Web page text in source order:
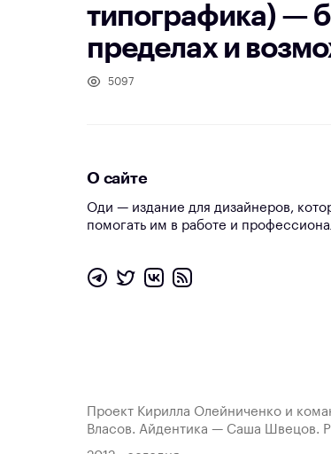
типографика) —
пределах и
5097
О сайте
Оди — издание для дизайнеров,
помогать им в работе и
Проект Кирилла Олейниченко и
Власов. Айдентика — Саша Швецов.